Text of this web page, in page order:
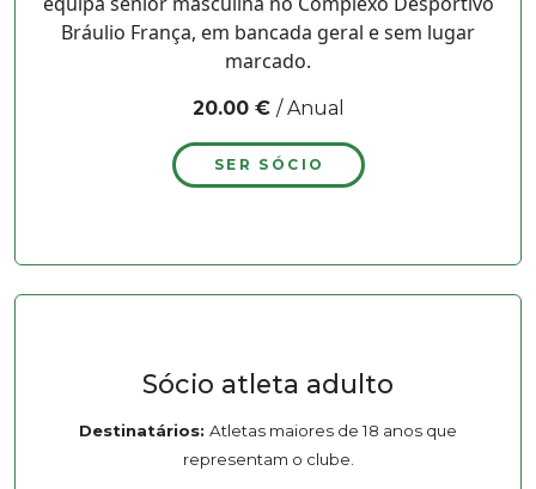
Bráulio França, em bancada geral e sem lugar
marcado.
20.00 € / Anual
SER SÓCIO
Sócio atleta adulto
Destinatários: Atletas maiores de 18 anos que
representam o clube.